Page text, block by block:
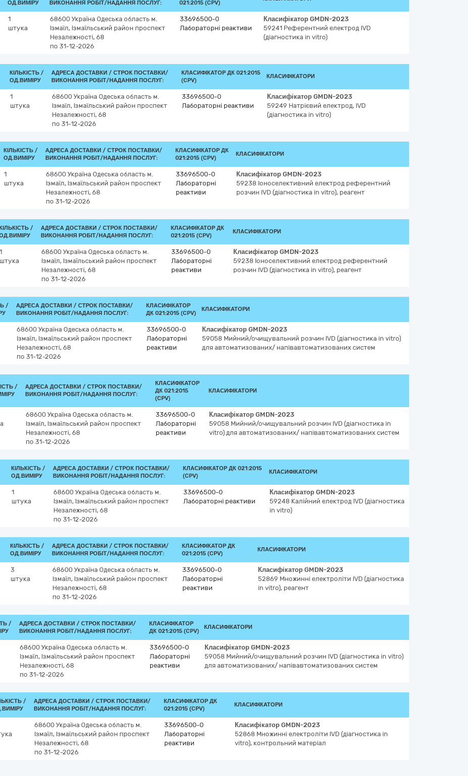
ОД.ВИМІРУ
ВИКОНАННЯ РОБІТ/НАДАННЯ ПОСЛУГ:
021:2015 (CPV)
1
штука
68600 Україна Одеська область м.
Ізмаїл, Ізмаїльський район проспект
Незалежності, 68
по 31-12-2026
33696500-0
Лабораторні реактиви
Класифікатор GMDN-2023
59241 Референтний електрод IVD
(діагностика in vitro)
КІЛЬКІСТЬ /
ОД.ВИМІРУ
АДРЕСА ДОСТАВКИ / СТРОК ПОСТАВКИ/
ВИКОНАННЯ РОБІТ/НАДАННЯ ПОСЛУГ:
КЛАСИФІКАТОР ДК 021:2015
(CPV)
КЛАСИФІКАТОРИ
1
штука
68600 Україна Одеська область м.
Ізмаїл, Ізмаїльський район проспект
Незалежності, 68
по 31-12-2026
33696500-0
Лабораторні реактиви
Класифікатор GMDN-2023
59249 Натрієвий електрод, IVD
(діагностика in vitro)
КІЛЬКІСТЬ /
ОД.ВИМІРУ
АДРЕСА ДОСТАВКИ / СТРОК ПОСТАВКИ/
ВИКОНАННЯ РОБІТ/НАДАННЯ ПОСЛУГ:
КЛАСИФІКАТОР ДК
021:2015 (CPV)
КЛАСИФІКАТОРИ
1
штука
68600 Україна Одеська область м.
Ізмаїл, Ізмаїльський район проспект
Незалежності, 68
по 31-12-2026
33696500-0
Лабораторні
реактиви
Класифікатор GMDN-2023
59238 Іоноселективний електрод референтний
розчин IVD (діагностика in vitro), реагент
/
АДРЕСА ДОСТАВКИ / СТРОК ПОСТАВКИ/
ВИКОНАННЯ РОБІТ/НАДАННЯ ПОСЛУГ:
КЛАСИФІКАТОР ДК
021:2015 (CPV)
КЛАСИФІКАТОРИ
1
штука
68600 Україна Одеська область м.
Ізмаїл, Ізмаїльський район проспект
Незалежності, 68
по 31-12-2026
33696500-0
Лабораторні
реактиви
Класифікатор GMDN-2023
59238 Іоноселективний електрод референтний
розчин IVD (діагностика in vitro), реагент
/
АДРЕСА ДОСТАВКИ / СТРОК ПОСТАВКИ/
ВИКОНАННЯ РОБІТ/НАДАННЯ ПОСЛУГ:
КЛАСИФІКАТОР
ДК 021:2015 (CPV)
КЛАСИФІКАТОРИ
68600 Україна Одеська область м.
Ізмаїл, Ізмаїльський район проспект
Незалежності, 68
по 31-12-2026
33696500-0
Лабораторні
реактиви
Класифікатор GMDN-2023
59058 Мийний/очищувальний розчин IVD (діагностика in vitro)
для автоматизованих/ напівавтоматизованих систем
/
АДРЕСА ДОСТАВКИ / СТРОК ПОСТАВКИ/
ВИКОНАННЯ РОБІТ/НАДАННЯ ПОСЛУГ:
КЛАСИФІКАТОР
ДК 021:2015
(CPV)
КЛАСИФІКАТОРИ
68600 Україна Одеська область м.
Ізмаїл, Ізмаїльський район проспект
Незалежності, 68
по 31-12-2026
33696500-0
Лабораторні
реактиви
Класифікатор GMDN-2023
59058 Мийний/очищувальний розчин IVD (діагностика in
vitro) для автоматизованих/ напівавтоматизованих систем
КІЛЬКІСТЬ /
ОД.ВИМІРУ
АДРЕСА ДОСТАВКИ / СТРОК ПОСТАВКИ/
ВИКОНАННЯ РОБІТ/НАДАННЯ ПОСЛУГ:
КЛАСИФІКАТОР ДК 021:2015
(CPV)
КЛАСИФІКАТОРИ
1
штука
68600 Україна Одеська область м.
Ізмаїл, Ізмаїльський район проспект
Незалежності, 68
по 31-12-2026
33696500-0
Лабораторні реактиви
Класифікатор GMDN-2023
59248 Калійний електрод IVD (діагностика
in vitro)
КІЛЬКІСТЬ /
ОД.ВИМІРУ
АДРЕСА ДОСТАВКИ / СТРОК ПОСТАВКИ/
ВИКОНАННЯ РОБІТ/НАДАННЯ ПОСЛУГ:
КЛАСИФІКАТОР ДК
021:2015 (CPV)
КЛАСИФІКАТОРИ
3
штука
68600 Україна Одеська область м.
Ізмаїл, Ізмаїльський район проспект
Незалежності, 68
по 31-12-2026
33696500-0
Лабораторні
реактиви
Класифікатор GMDN-2023
52869 Множинні електроліти IVD (діагностика
in vitro), реагент
/
АДРЕСА ДОСТАВКИ / СТРОК ПОСТАВКИ/
ВИКОНАННЯ РОБІТ/НАДАННЯ ПОСЛУГ:
КЛАСИФІКАТОР
ДК 021:2015 (CPV)
КЛАСИФІКАТОРИ
68600 Україна Одеська область м.
Ізмаїл, Ізмаїльський район проспект
Незалежності, 68
по 31-12-2026
33696500-0
Лабораторні
реактиви
Класифікатор GMDN-2023
59058 Мийний/очищувальний розчин IVD (діагностика in vitro)
для автоматизованих/ напівавтоматизованих систем
/
АДРЕСА ДОСТАВКИ / СТРОК ПОСТАВКИ/
ВИКОНАННЯ РОБІТ/НАДАННЯ ПОСЛУГ:
КЛАСИФІКАТОР ДК
021:2015 (CPV)
КЛАСИФІКАТОРИ
68600 Україна Одеська область м.
Ізмаїл, Ізмаїльський район проспект
Незалежності, 68
по 31-12-2026
33696500-0
Лабораторні
реактиви
Класифікатор GMDN-2023
52868 Множинні електроліти IVD (діагностика in
vitro), контрольний матеріал